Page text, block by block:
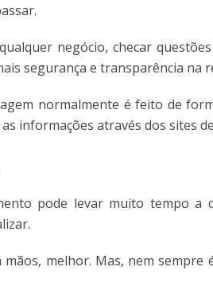
negócio, checar
segurança e transparência na
normalmente é feito de
informações através dos sites
pode levar muito tempo a
melhor. Mas, nem sempre